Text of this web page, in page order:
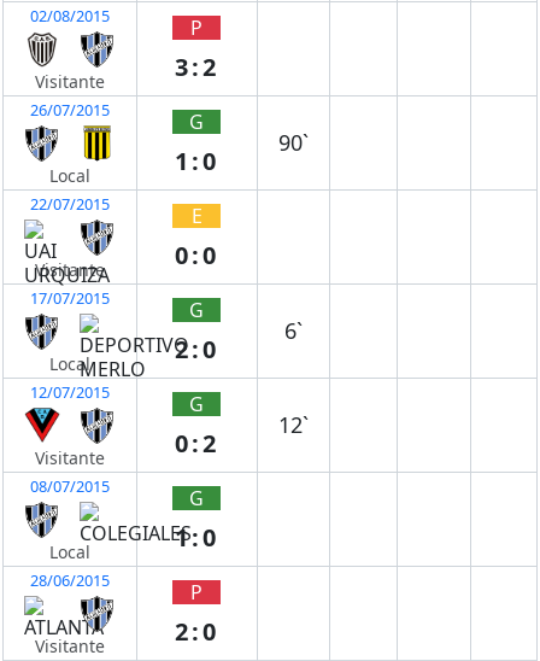
02/08/2015
Visitante
P
3:2
26/07/2015
Local
G
1:0
90`
22/07/2015
Visitante
E
0:0
17/07/2015
Local
G
2:0
6`
12/07/2015
Visitante
G
0:2
12`
08/07/2015
Local
G
1:0
28/06/2015
Visitante
P
2:0